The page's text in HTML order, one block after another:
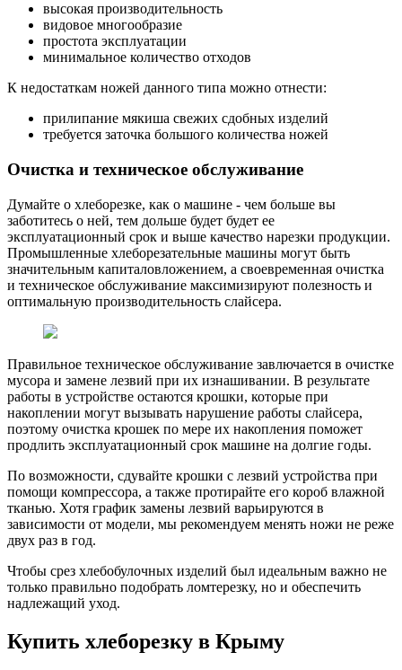
высокая производительность
видовое многообразие
простота эксплуатации
минимальное количество отходов
К недостаткам ножей данного типа можно отнести:
прилипание мякиша свежих сдобных изделий
требуется заточка большого количества ножей
Очистка и техническое обслуживание
Думайте о хлеборезке, как о машине - чем больше вы
заботитесь о ней, тем дольше будет будет ее
эксплуатационный срок и выше качество нарезки продукции.
Промышленные хлеборезательные машины могут быть
значительным капиталовложением, а своевременная очистка
и техническое обслуживание максимизируют полезность и
оптимальную производительность слайсера.
Правильное техническое обслуживание завлючается в очистке
мусора и замене лезвий при их изнашивании. В результате
работы в устройстве остаются крошки, которые при
накоплении могут вызывать нарушение работы слайсера,
поэтому очистка крошек по мере их накопления поможет
продлить эксплуатационный срок машине на долгие годы.
По возможности, сдувайте крошки с лезвий устройства при
помощи компрессора, а также протирайте его короб влажной
тканью. Хотя график замены лезвий варьируются в
зависимости от модели, мы рекомендуем менять ножи не реже
двух раз в год.
Чтобы срез хлебобулочных изделий был идеальным важно не
только правильно подобрать ломтерезку, но и обеспечить
надлежащий уход.
Купить хлеборезку в Крыму